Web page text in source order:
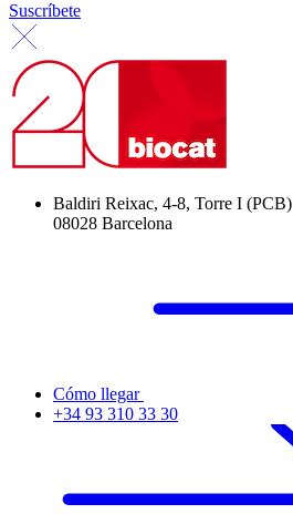
Suscríbete
Baldiri Reixac, 4-8, Torre I (PCB)
08028 Barcelona
Cómo llegar
+34 93 310 33 30